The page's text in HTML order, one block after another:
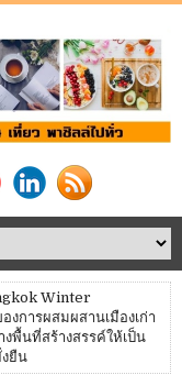
Winter
งการผสมผสานเมืองเก่า
พื้นที่สร้างสรรค์ให้เป็น
ยืน